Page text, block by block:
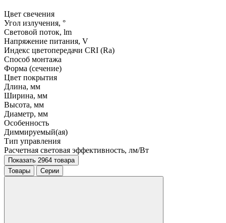
Цвет свечения
Угол излучения, °
Световой поток, lm
Напряжение питания, V
Индекс цветопередачи CRI (Ra)
Способ монтажа
Форма (сечение)
Цвет покрытия
Длина, мм
Ширина, мм
Высота, мм
Диаметр, мм
Особенность
Диммируемый(ая)
Тип управления
Расчетная световая эффективность, лм/Вт
Показать 2964 товара
Товары
Серии